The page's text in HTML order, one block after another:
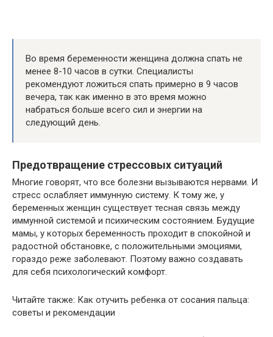
Во время беременности женщина должна спать не
менее 8-10 часов в сутки. Специалисты
рекомендуют ложиться спать примерно в 9 часов
вечера, так как именно в это время можно
набраться больше всего сил и энергии на
следующий день.
Предотвращение стрессовых ситуаций
Многие говорят, что все болезни вызываются нервами. И
стресс ослабляет иммунную систему. К тому же, у
беременных женщин существует тесная связь между
иммунной системой и психическим состоянием. Будущие
мамы, у которых беременность проходит в спокойной и
радостной обстановке, с положительными эмоциями,
гораздо реже заболевают. Поэтому важно создавать
для себя психологический комфорт.
Читайте также: Как отучить ребенка от сосания пальца:
советы и рекомендации